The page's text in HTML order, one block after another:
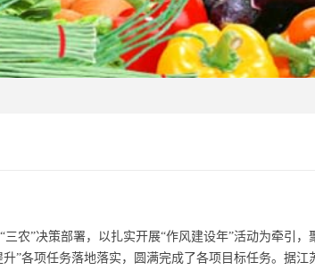
农”决策部署，以扎实开展“作风建设年”活动为牵引
”各项任务落地落实，圆满完成了各项目标任务。据江